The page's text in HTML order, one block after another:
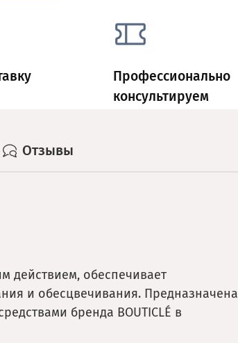
Профессионально
консультируем
Отзывы
действием, обеспечивает
и обесцвечивания. Предназначена
бренда BOUTICLÉ в